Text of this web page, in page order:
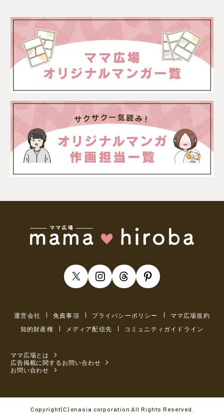
運営会社 免責事項 プライバシーポリシー
ママ広場規約
知的財産権
メディア配信先 コミュニティガイドライン
ママ広場とは
広告掲載に関するお問い合わせ
お問い合わせ
Copyright(C) enasia corporation All Rights Reserved.